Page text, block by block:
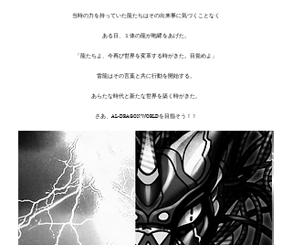
当時の力を持っていた龍たちはその出来事に気づくことなく
ある日、１体の龍が咆哮をあげた。
「龍たちよ、今再び世界を変革する時がきた。目覚めよ」
雷龍はその言葉と共に行動を開始する。
あらたな時代と新たな世界を築く時がきた。
さあ、AL-DRAGON WORLDを目指そう！！